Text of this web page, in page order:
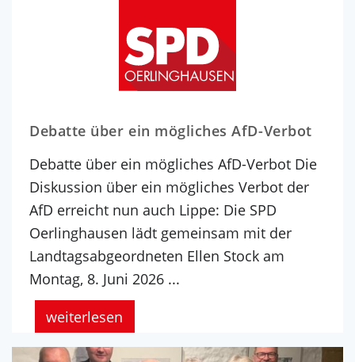
Debatte über ein mögliches AfD-Verbot
Debatte über ein mögliches AfD-Verbot Die
Diskussion über ein mögliches Verbot der
AfD erreicht nun auch Lippe: Die SPD
Oerlinghausen lädt gemeinsam mit der
Landtagsabgeordneten Ellen Stock am
Montag, 8. Juni 2026 ...
weiterlesen